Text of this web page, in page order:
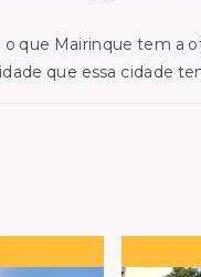
que Mairinque tem a
que essa cidade